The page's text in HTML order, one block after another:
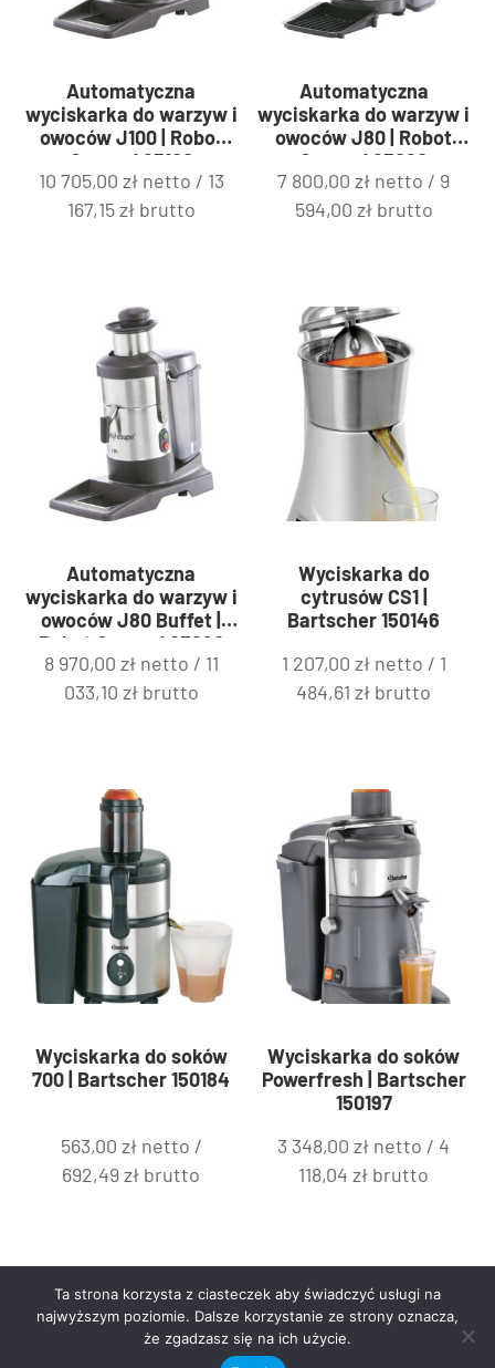
Automatyczna
wyciskarka do warzyw i
owoców J100 | Robot
Coupe 483100
10 705,00 zł netto / 13
167,15złbrutto
Automatyczna
wyciskarka do warzyw i
owoców J80 | Robot
Coupe 483080
7 800,00zł netto / 9
594,00 złbrutto
Automatyczna
wyciskarka do warzyw i
owoców J80 Buffet |
Robot Coupe 483090
8 970,00 zł netto / 11
033,10 złbrutto
Wyciskarka do
cytrusów CS1 |
Bartscher 150146
1 207,00 zł netto / 1
484,61zł brutto
Wyciskarka do soków
700 | Bartscher 150184
563,00 zł netto /
692,49zł brutto
Wyciskarka do soków
Powerfresh | Bartscher
150197
3 348,00zł netto / 4
118,04zł brutto
Ta strona korzysta z ciasteczek aby świadczyć usługi na
najwyższym poziomie. Dalsze korzystanie ze strony oznacza,
że zgadzasz się na ich użycie.